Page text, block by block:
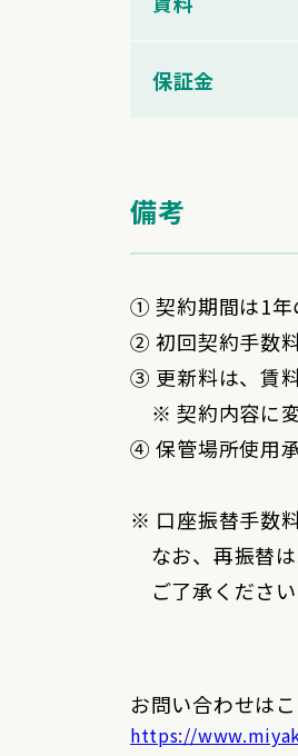
保証金
備考
① 契約期間は1年
② 初回契約手数
③ 更新料は、賃
※ 契約内容に変
④ 保管場所使用
※ 口座振替手数
なお、再振替
ご了承くださ
お問い合わせは
https://